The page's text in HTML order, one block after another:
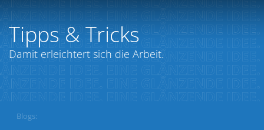
Tipps & Tricks
Damit erleichtert sich die Arbeit.
Blogs: